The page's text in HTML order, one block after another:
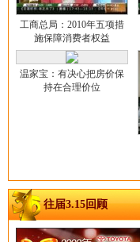
工商总局：2010年五项措
施保障消费者权益
温家宝：有决心把房价保
持在合理价位
往届3.15回顾